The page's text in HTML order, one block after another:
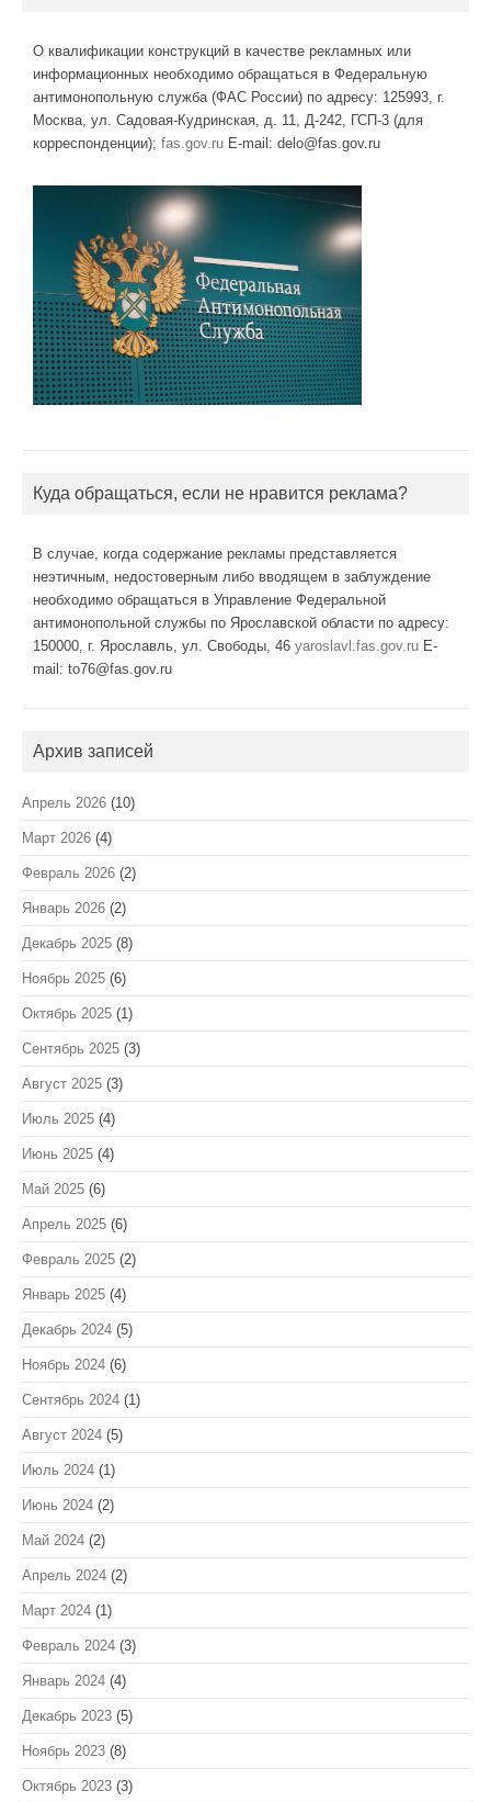
О квалификации конструкций в качестве рекламных или
информационных необходимо обращаться в Федеральную
антимонопольную служба (ФАС России) по адресу: 125993, г.
Москва, ул. Садовая-Кудринская, д. 11, Д-242, ГСП-3 (для
корреспонденции); fas.gov.ru E-mail: delo@fas.gov.ru
Куда обращаться, если не нравится реклама?
В случае, когда содержание рекламы представляется
неэтичным, недостоверным либо вводящем в заблуждение
необходимо обращаться в Управление Федеральной
антимонопольной службы по Ярославской области по адресу:
150000, г. Ярославль, ул. Свободы, 46 yaroslavl.fas.gov.ru E-
mail: to76@fas.gov.ru
Архив записей
Апрель 2026 (10)
Март 2026 (4)
Февраль 2026 (2)
Январь 2026 (2)
Декабрь 2025 (8)
Ноябрь 2025 (6)
Октябрь 2025 (1)
Сентябрь 2025 (3)
Август 2025 (3)
Июль 2025 (4)
Июнь 2025 (4)
Май 2025 (6)
Апрель 2025 (6)
Февраль 2025 (2)
Январь 2025 (4)
Декабрь 2024 (5)
Ноябрь 2024 (6)
Сентябрь 2024 (1)
Август 2024 (5)
Июль 2024 (1)
Июнь 2024 (2)
Май 2024 (2)
Апрель 2024 (2)
Март 2024 (1)
Февраль 2024 (3)
Январь 2024 (4)
Декабрь 2023 (5)
Ноябрь 2023 (8)
Октябрь 2023 (3)